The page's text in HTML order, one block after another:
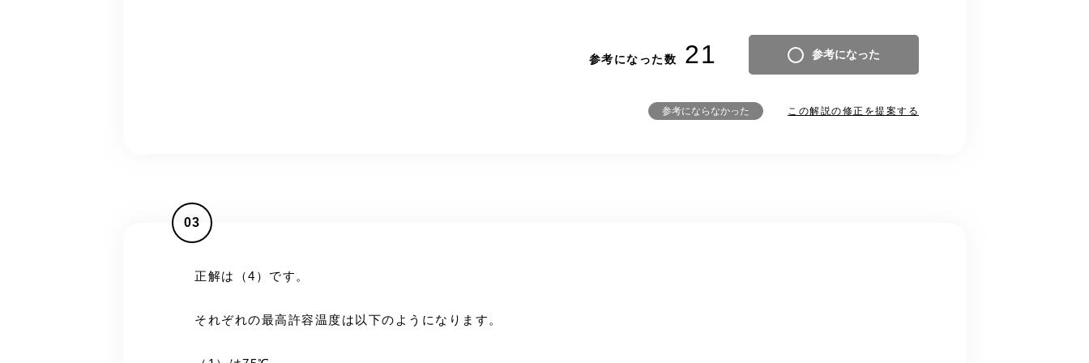
参考になった数 21 参考になった
参考にならなかった この解説の修正を提案する
03
正解は（4）です。
それぞれの最高許容温度は以下のようになります。